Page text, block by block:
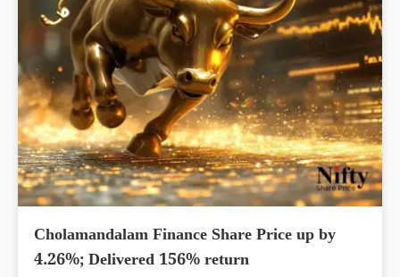
Cholamandalam Finance Share Price up by
4.26%; Delivered 156% return